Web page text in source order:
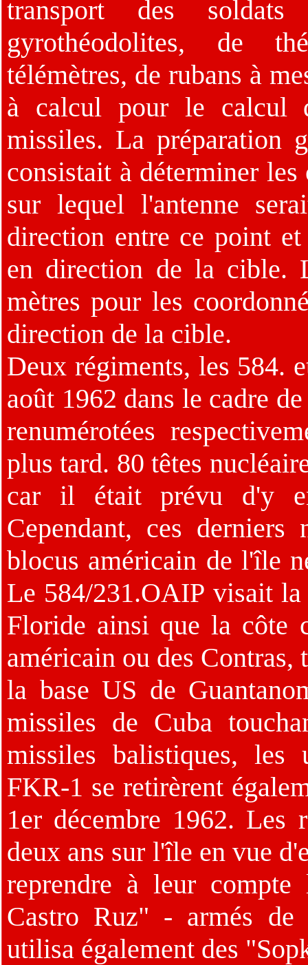
transport des
gyrothéodolites, de
télémètres, de rubans à
à calcul pour le calcul
missiles. La préparation
consistait à déterminer
sur lequel l'antenne
direction entre ce point
en direction de la cible.
mètres pour les
direction de la cible.
Deux régiments, les 584.
août 1962 dans le cadre
renumérotées
plus tard. 80 têtes
car il était prévu d'y
Cependant, ces
blocus américain de l'île
Le 584/231.OAIP visait la
Floride ainsi que la côte
américain ou des
la base US de
missiles de Cuba
missiles balistiques, les
FKR-1 se retirèrent
1er décembre 1962. Les
deux ans sur l'île en vue
reprendre à leur
Castro Ruz" - armés de
utilisa également des